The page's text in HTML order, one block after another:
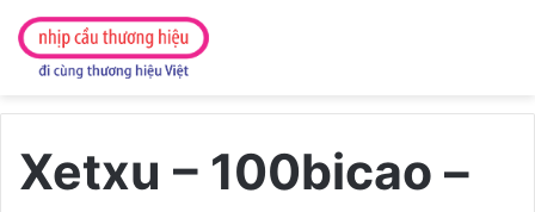
Xetxu – 100bicao –